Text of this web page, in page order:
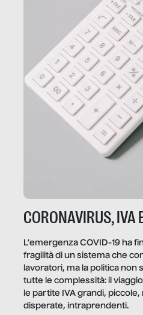
CORONAVIRUS, IVA
L’emergenza COVID-19 ha
fragilità di un sistema che
lavoratori, ma la politica non
tutte le complessità: il
le partite IVA grandi,
disperate, intraprendenti.